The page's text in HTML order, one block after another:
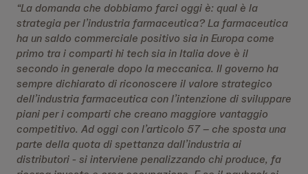
“La domanda che dobbiamo farci oggi è: qual è la
strategia per l’industria farmaceutica? La farmaceutica
ha un saldo commerciale positivo sia in Europa come
primo tra i comparti hi tech sia in Italia dove è il
secondo in generale dopo la meccanica. Il governo ha
sempre dichiarato di riconoscere il valore strategico
dell’industria farmaceutica con l’intenzione di sviluppare
piani per i comparti che creano maggiore vantaggio
competitivo. Ad oggi con l’articolo 57 – che sposta una
parte della quota di spettanza dall’industria ai
distributori - si interviene penalizzando chi produce, fa